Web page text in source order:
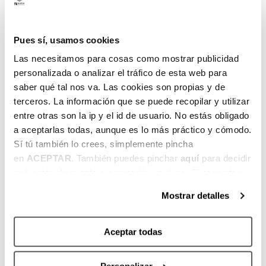
Pues sí, usamos cookies
Las necesitamos para cosas como mostrar publicidad
personalizada o analizar el tráfico de esta web para
saber qué tal nos va. Las cookies son propias y de
terceros. La información que se puede recopilar y utilizar
entre otras son la ip y el id de usuario. No estás obligado
a aceptarlas todas, aunque es lo más práctico y cómodo.
Sí tú también lo crees, simplemente pincha
en ACEPTAR. También puedes pinchar aquí para decidir
Mostrar detalles
Aceptar todas
a
L
e
— — — —
2
J
dí
2
7
U
as
e